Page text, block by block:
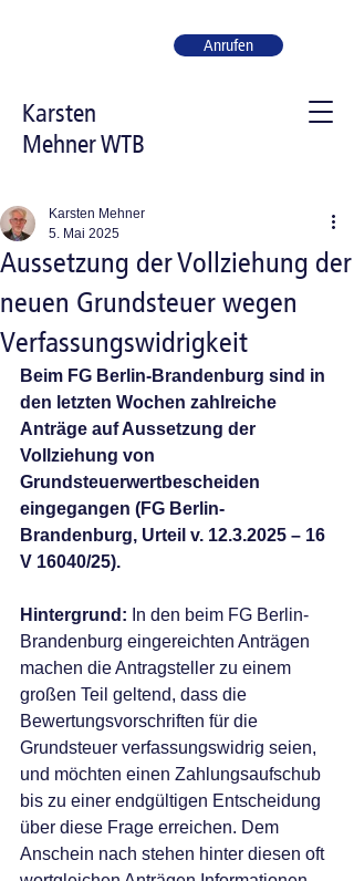
Karsten
Mehner WTB
Anrufen
Aussetzung der Vollziehung der
neuen Grundsteuer wegen
Verfassungswidrigkeit
Karsten Mehner
5. Mai 2025
Beim FG Berlin-Brandenburg sind in
den letzten Wochen zahlreiche
Anträge auf Aussetzung der
Vollziehung von
Grundsteuerwertbescheiden
eingegangen (FG Berlin-
Brandenburg, Urteil v. 12.3.2025 – 16
V 16040/25).
Hintergrund: In den beim FG Berlin-
Brandenburg eingereichten Anträgen
machen die Antragsteller zu einem
großen Teil geltend, dass die
Bewertungsvorschriften für die
Grundsteuer verfassungswidrig seien,
und möchten einen Zahlungsaufschub
bis zu einer endgültigen Entscheidung
über diese Frage erreichen. Dem
Anschein nach stehen hinter diesen oft